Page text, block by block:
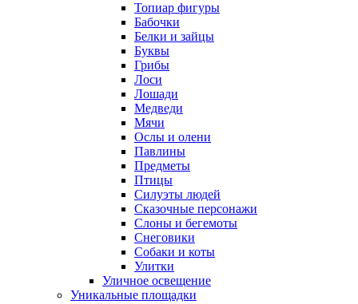
Топиар фигуры
Бабочки
Белки и зайцы
Буквы
Грибы
Лоси
Лошади
Медведи
Мячи
Ослы и олени
Павлины
Предметы
Птицы
Силуэты людей
Сказочные персонажи
Слоны и бегемоты
Снеговики
Собаки и коты
Улитки
Уличное освещение
Уникальные площадки